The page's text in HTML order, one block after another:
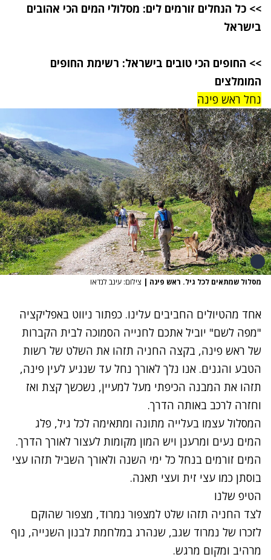
>> כל הנחלים זורמים לים: מסלולי המים הכי אהובים
בישראל
>> החופים הכי טובים בישראל: רשימת החופים
המומלצים
נחל ראש פינה
מסלול שמתאים לכל גיל. ראש פינה | צילום: עינב לנדאו
אחד מהטיולים החביבים עלינו. כפתור ניווט באפליקציה
"מפה לשם" יוביל אתכם לחנייה הסמוכה לבית הקברות
של ראש פינה, בקצה החניה תזהו את השלט של רשות
הטבע והגנים. אנו נלך לאורך נחל עד שנגיע לעין פינה,
תזהו את המבנה הכיפתי מעל למעיין, נשכשך קצת ואז
וחזרה לרכב באותה הדרך.
המסלול עצמו בעלייה מתונה ומתאימה לכל גיל, פלג
המים נעים ומרענן ויש המון מקומות לעצור לאורך הדרך.
המים זורמים בנחל כל ימי השנה ולאורך השביל תזהו עצי
בוסתן כמו עצי זית ועצי תאנה.
הטיפ שלנו
לצד החניה תזהו שלט למצפור נמרוד, מצפור שהוקם
לזכרו של נמרוד שגב, שנהרג במלחמת לבנון השנייה, נוף
מרהיב ומקום מרגש.